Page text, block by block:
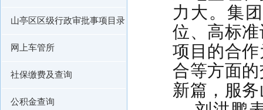
山亭区区级行政审批事项目录
网上车管所
社保缴费及查询
公积金查询
力大。集
位、高标
项目的合
合等方面
新篇，服